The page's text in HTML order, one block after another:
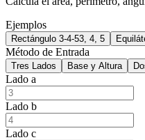
Ejemplos
Rectángulo 3-4-53, 4, 5
Método de Entrada
Tres Lados Base y Altura
Lado a
Lado b
Lado c